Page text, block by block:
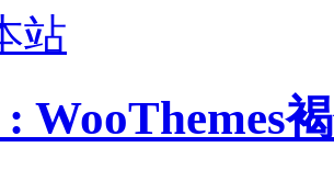
站
WooThemes